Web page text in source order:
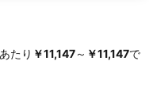
たり ‎￥11,147～ ‎￥11,147で